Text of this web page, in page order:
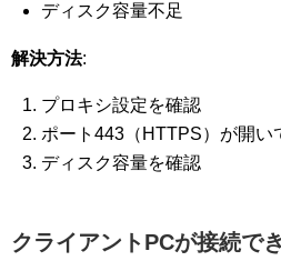
ディスク容量不足
解決方法:
プロキシ設定を確認
ポート443（HTTPS）が開い
ディスク容量を確認
クライアントPCが接続で